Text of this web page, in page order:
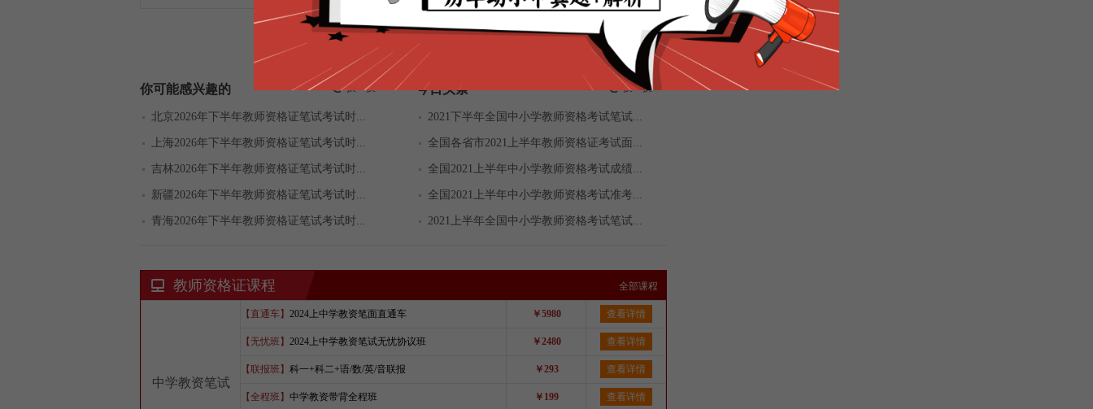
分享到：
你可能感兴趣的 换一换
北京2026年下半年教师资格证笔试考试时...
上海2026年下半年教师资格证笔试考试时...
吉林2026年下半年教师资格证笔试考试时...
新疆2026年下半年教师资格证笔试考试时...
青海2026年下半年教师资格证笔试考试时...
今日头条 换一换
2021下半年全国中小学教师资格考试笔试...
全国各省市2021上半年教师资格证考试面...
全国2021上半年中小学教师资格考试成绩...
全国2021上半年中小学教师资格考试准考...
2021上半年全国中小学教师资格考试笔试...
教师资格证课程 全部课程
中学教资笔试
【直通车】 2024上中学教资笔面直通车 ￥5980 查看详情
【无忧班】 2024上中学教资笔试无忧协议班 ￥2480 查看详情
【联报班】 科一+科二+语/数/英/音联报 ￥293 查看详情
【全程班】 中学教资带背全程班 ￥199 查看详情